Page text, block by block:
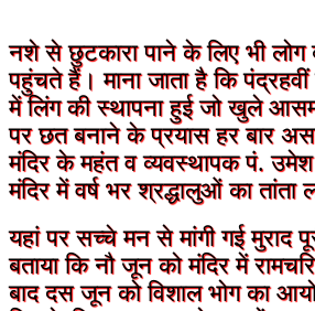
नशे से छुटकारा पाने के लिए भी लोग
पहुंचते हैं। माना जाता है कि पंद्रहवीं
में लिंग की स्थापना हुई जो खुले
पर छत बनाने के प्रयास हर बार
मंदिर के महंत व व्यवस्थापक पं. उमेश
मंदिर में वर्ष भर श्रद्धालुओं का तांता
यहां पर सच्चे मन से मांगी गई मुराद
बताया कि नौ जून को मंदिर में
बाद दस जून को विशाल भोग का